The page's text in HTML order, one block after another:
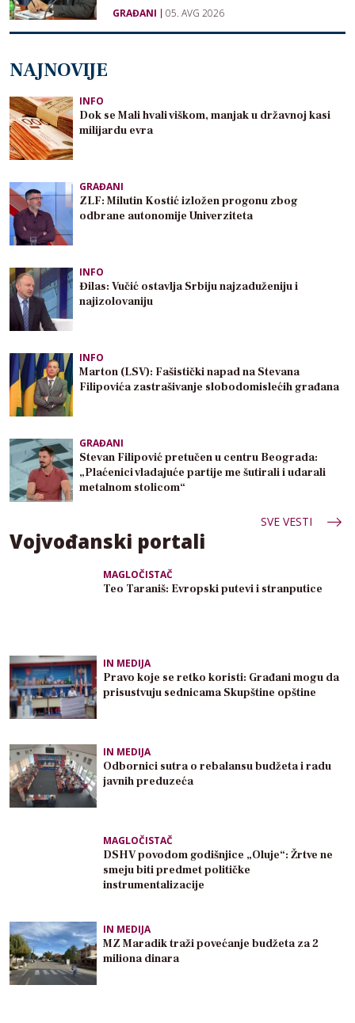
GRAĐANI 05. AVG 2026
NAJNOVIJE
INFO
Dok se Mali hvali viškom, manjak u državnoj kasi
milijardu evra
GRAĐANI
ZLF: Milutin Kostić izložen progonu zbog
odbrane autonomije Univerziteta
INFO
Đilas: Vučić ostavlja Srbiju najzaduženiju i
najizolovaniju
INFO
Marton (LSV): Fašistički napad na Stevana
Filipovića zastrašivanje slobodomislećih građana
GRAĐANI
Stevan Filipović pretučen u centru Beograda:
„Plaćenici vladajuće partije me šutirali i udarali
metalnom stolicom“
SVE VESTI
Vojvođanski portali
MAGLOČISTAČ
Teo Taraniš: Evropski putevi i stranputice
IN MEDIJA
Pravo koje se retko koristi: Građani mogu da
prisustvuju sednicama Skupštine opštine
IN MEDIJA
Odbornici sutra o rebalansu budžeta i radu
javnih preduzeća
MAGLOČISTAČ
DSHV povodom godišnjice „Oluje“: Žrtve ne
smeju biti predmet političke
instrumentalizacije
IN MEDIJA
MZ Maradik traži povećanje budžeta za 2
miliona dinara